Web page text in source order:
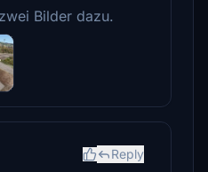
Bilder dazu.
Reply